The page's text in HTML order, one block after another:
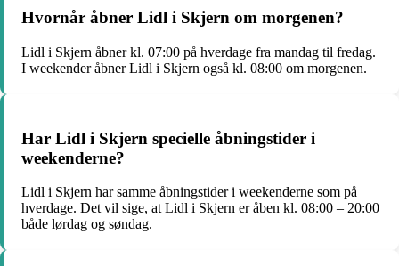
Hvornår åbner Lidl i Skjern om morgenen?
Lidl i Skjern åbner kl. 07:00 på hverdage fra mandag til fredag.
I weekender åbner Lidl i Skjern også kl. 08:00 om morgenen.
Har Lidl i Skjern specielle åbningstider i
weekenderne?
Lidl i Skjern har samme åbningstider i weekenderne som på
hverdage. Det vil sige, at Lidl i Skjern er åben kl. 08:00 – 20:00
både lørdag og søndag.